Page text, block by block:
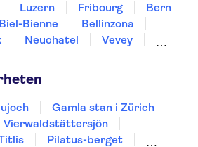
Luzern Fribourg
Bern
Biel-Bienne
Bellinzona
Neuchatel
Vevey
Gamla stan i Zürich
Vierwaldstättersjön
Pilatus-berget